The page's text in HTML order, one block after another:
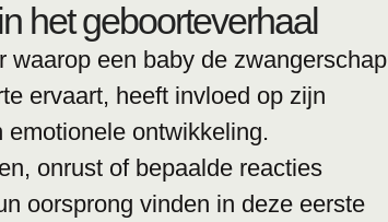
het geboorteverhaal
waarop een baby de zwangerschap
ervaart, heeft invloed op zijn
emotionele ontwikkeling.
onrust of bepaalde reacties
oorsprong vinden in deze eerste